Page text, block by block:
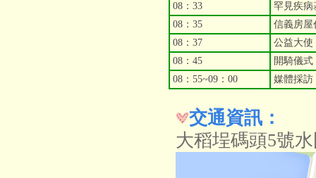
08：33
罕見疾病
08：35
信義房屋
08：37
公益大使
08：45
開騎儀式
08：55~09：00
媒體採訪
交通資訊：
大稻埕碼頭5號